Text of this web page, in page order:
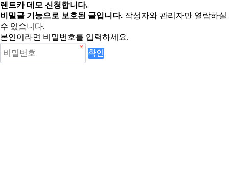
렌트카 데모 신청합니다.
비밀글 기능으로 보호된 글입니다. 작성자와 관리자만 열람하실
수 있습니다.
본인이라면 비밀번호를 입력하세요.